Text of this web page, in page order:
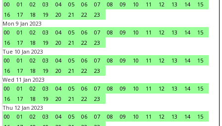
00
01 02 03 04 05 06 07 08 09 10 11 12 13 14
15
16
17 18 19 20 21 22
23
Mon 9 Jan 2023
00
01 02 03 04 05 06 07 08 09 10 11 12 13 14
15
16
17 18 19 20 21 22
23
Tue 10 Jan 2023
00
01 02 03 04 05 06 07 08 09 10 11 12 13 14
15
16
17 18 19 20 21 22
23
Wed 11 Jan 2023
00
01 02 03 04 05 06 07 08 09 10 11 12 13 14
15
16
17 18 19 20 21 22
23
Thu 12 Jan 2023
00
01 02 03 04 05 06 07 08 09 10 11 12 13 14
15